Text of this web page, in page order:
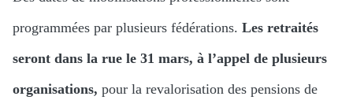
programmées par plusieurs fédérations. Les retraités
seront dans la rue le 31 mars, à l’appel de plusieurs
organisations, pour la revalorisation des pensions de